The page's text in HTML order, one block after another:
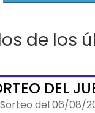
de los
DEL
Sorteo del 06/08/